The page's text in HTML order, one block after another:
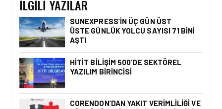
SEKTÖREL YAZILIM
BIRINCISI
İLGILI YAZILAR
SUNEXPRESS’IN ÜÇ GÜN ÜST
ÜSTE GÜNLÜK YOLCU SAYISI 71 BINI
AŞTI
HITIT BILIŞIM 500’DE SEKTÖREL
YAZILIM BIRINCISI
CORENDON’DAN YAKIT VERIMLILIĞI VE